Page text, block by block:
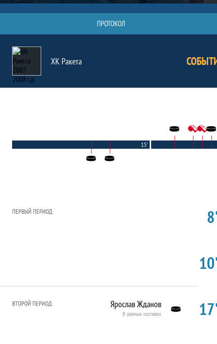
ПРОТОКОЛ
ХК Ракета
15'
ПЕРВЫЙ ПЕРИОД
ВТОРОЙ ПЕРИОД Ярослав Жданов
В равных составах